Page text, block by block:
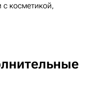
с косметикой,